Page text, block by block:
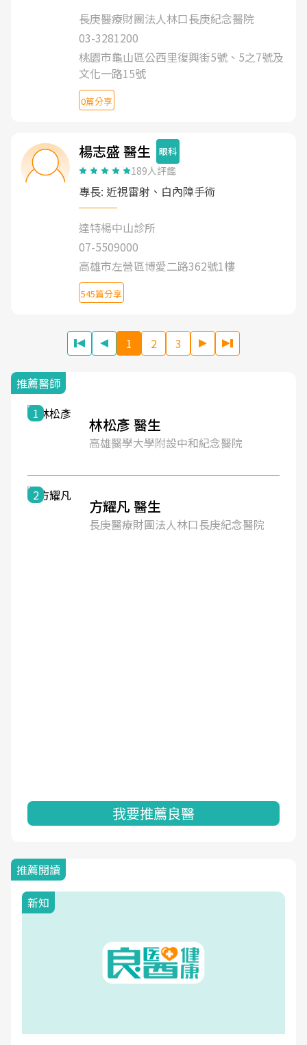
長庚醫療財團法人林口長庚紀念醫院
03-3281200
桃園市龜山區公西里復興街5號、5之7號及
文化一路15號
0篇分享
楊志盛 醫生 眼科
189人評鑑
專長: 近視雷射、白內障手術
達特楊中山診所
07-5509000
高雄市左營區博愛二路362號1樓
545篇分享
1 2 3
推薦醫師
1
林松彥 醫生
高雄醫學大學附設中和紀念醫院
2
方耀凡 醫生
長庚醫療財團法人林口長庚紀念醫院
我要推薦良醫
推薦閱讀
新知